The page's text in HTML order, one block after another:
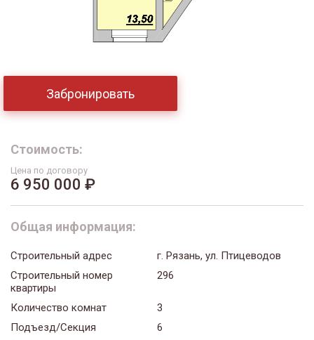
Забронировать
Стоимость:
Цена по договору
6 950 000 ₽
Общая информация:
Строительный адрес
г. Рязань, ул. Птицеводов
Строительный номер
квартиры
296
Количество комнат
3
Подъезд/Секция
6